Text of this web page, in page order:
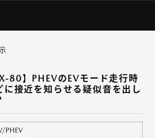
80】PHEVのEVモード走行時
に接近を知らせる疑似音を出し
PHEV